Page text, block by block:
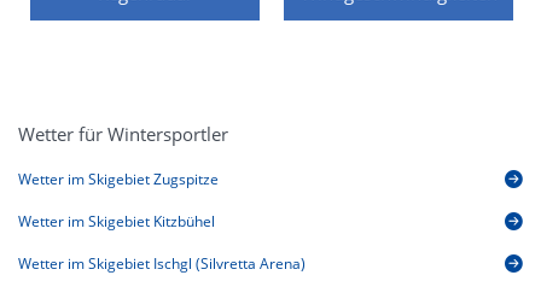
Wetter für Wintersportler
Wetter im Skigebiet Zugspitze
Wetter im Skigebiet Kitzbühel
Wetter im Skigebiet Ischgl (Silvretta Arena)